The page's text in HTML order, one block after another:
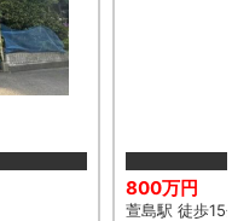
800万円
萱島駅 徒歩15